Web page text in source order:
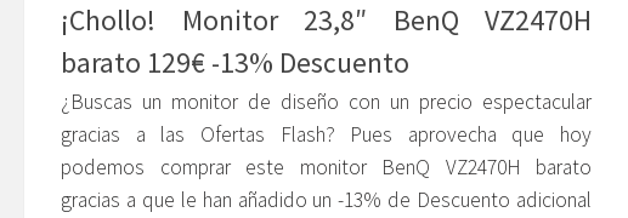
¡Chollo! Monitor 23,8″ BenQ VZ2470H
barato 129€ -13% Descuento
¿Buscas un monitor de diseño con un precio espectacular
gracias a las Ofertas Flash? Pues aprovecha que hoy
podemos comprar este monitor BenQ VZ2470H barato
gracias a que le han añadido un -13% de Descuento adicional